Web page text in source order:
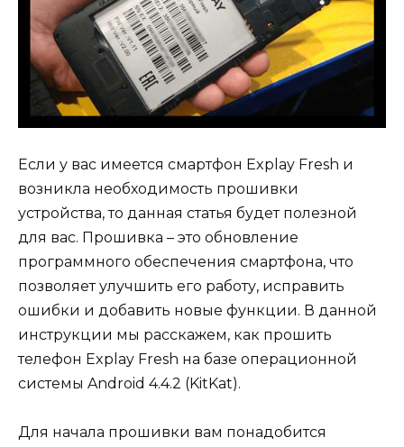
Если у вас имеется смартфон Explay Fresh и
возникла необходимость прошивки
устройства, то данная статья будет полезной
для вас. Прошивка – это обновление
программного обеспечения смартфона, что
позволяет улучшить его работу, исправить
ошибки и добавить новые функции. В данной
инструкции мы расскажем, как прошить
телефон Explay Fresh на базе операционной
системы Android 4.4.2 (KitKat).
Для начала прошивки вам понадобится